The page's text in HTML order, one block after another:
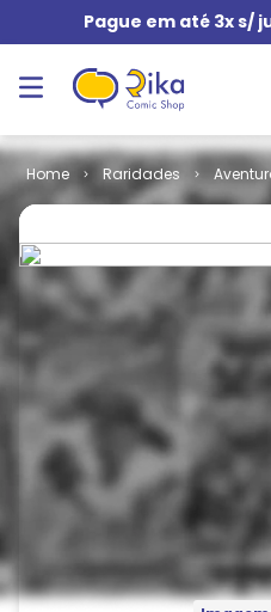
Pague em até 3x s/
Raridades